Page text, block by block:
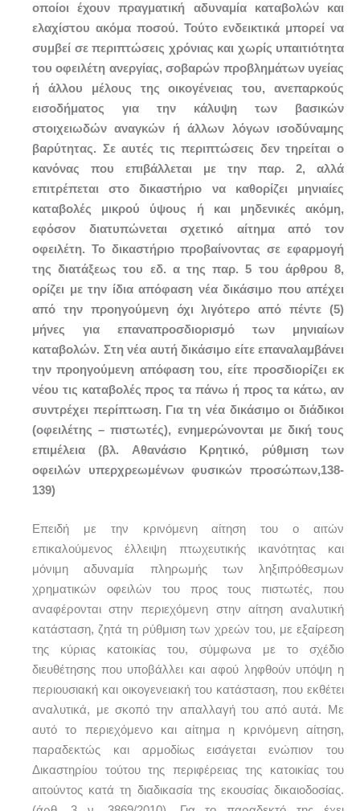
οποίοι έχουν πραγματική αδυναμία καταβολών και
ελαχίστου ακόμα ποσού. Τούτο ενδεικτικά μπορεί να
συμβεί σε περιπτώσεις χρόνιας και χωρίς υπαιτιότητα
του οφειλέτη ανεργίας, σοβαρών προβλημάτων υγείας
ή άλλου μέλους της οικογένειας του, ανεπαρκούς
εισοδήματος για την κάλυψη των βασικών
στοιχειωδών αναγκών ή άλλων λόγων ισοδύναμης
βαρύτητας. Σε αυτές τις περιπτώσεις δεν τηρείται ο
κανόνας που επιβάλλεται με την παρ. 2, αλλά
επιτρέπεται στο δικαστήριο να καθορίζει μηνιαίες
καταβολές μικρού ύψους ή και μηδενικές ακόμη,
εφόσον διατυπώνεται σχετικό αίτημα από τον
οφειλέτη. Το δικαστήριο προβαίνοντας σε εφαρμογή
της διατάξεως του εδ. α της παρ. 5 του άρθρου 8,
ορίζει με την ίδια απόφαση νέα δικάσιμο που απέχει
από την προηγούμενη όχι λιγότερο από πέντε (5)
μήνες για επαναπροσδιορισμό των μηνιαίων
καταβολών. Στη νέα αυτή δικάσιμο είτε επαναλαμβάνει
την προηγούμενη απόφαση του, είτε προσδιορίζει εκ
νέου τις καταβολές προς τα πάνω ή προς τα κάτω, αν
συντρέχει περίπτωση. Για τη νέα δικάσιμο οι διάδικοι
(οφειλέτης – πιστωτές), ενημερώνονται με δική τους
επιμέλεια (βλ. Αθανάσιο Κρητικό, ρύθμιση των
οφειλών υπερχρεωμένων φυσικών προσώπων,138-
139)
Επειδή με την κρινόμενη αίτηση του ο αιτών
επικαλούμενος έλλειψη πτωχευτικής ικανότητας και
μόνιμη αδυναμία πληρωμής των ληξιπρόθεσμων
χρηματικών οφειλών του προς τους πιστωτές, που
αναφέρονται στην περιεχόμενη στην αίτηση αναλυτική
κατάσταση, ζητά τη ρύθμιση των χρεών του, με εξαίρεση
της κύριας κατοικίας του, σύμφωνα με το σχέδιο
διευθέτησης που υποβάλλει και αφού ληφθούν υπόψη η
περιουσιακή και οικογενειακή του κατάσταση, που εκθέτει
αναλυτικά, με σκοπό την απαλλαγή του από αυτά. Με
αυτό το περιεχόμενο και αίτημα η κρινόμενη αίτηση,
παραδεκτώς και αρμοδίως εισάγεται ενώπιον του
Δικαστηρίου τούτου της περιφέρειας της κατοικίας του
αιτούντος κατά τη διαδικασία της εκουσίας δικαιοδοσίας.